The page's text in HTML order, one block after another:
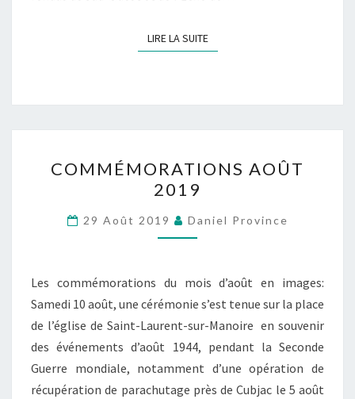
LIRE LA SUITELIRE LA SUITE
AOÛT
2019
COMMÉMORATIONS AOÛT
2019
29 Août 2019 Daniel Province
Les commémorations du mois d’août en images:
Samedi 10 août, une cérémonie s’est tenue sur la place
de l’église de Saint-Laurent-sur-Manoire en souvenir
des événements d’août 1944, pendant la Seconde
Guerre mondiale, notamment d’une opération de
récupération de parachutage près de Cubjac le 5 août